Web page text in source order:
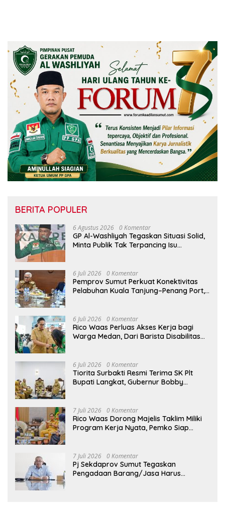
BERITA POPULER
6 Agustus 2026 0 Komentar
GP Al-Washliyah Tegaskan Situasi Solid,
Minta Publik Tak Terpancing Isu
6 Juli 2026 0 Komentar
Pemprov Sumut Perkuat Konektivitas
Pelabuhan Kuala Tanjung–Penang Port,
6 Juli 2026 0 Komentar
Rico Waas Perluas Akses Kerja bagi
Warga Medan, Dari Barista Disabilitas
6 Juli 2026 0 Komentar
Tiorita Surbakti Resmi Terima SK Plt
Bupati Langkat, Gubernur Bobby
7 Juli 2026 0 Komentar
Rico Waas Dorong Majelis Taklim Miliki
Program Kerja Nyata, Pemko Siap
7 Juli 2026 0 Komentar
Pj Sekdaprov Sumut Tegaskan
Pengadaan Barang/Jasa Harus